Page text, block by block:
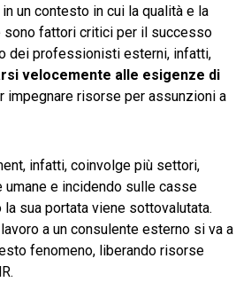
un contesto in cui la qualità e la
sono fattori critici per il successo
dei professionisti esterni, infatti,
velocemente alle esigenze di
impegnare risorse per assunzioni a
infatti, coinvolge più settori,
umane e incidendo sulle casse
sua portata viene sottovalutata.
a un consulente esterno si va a
fenomeno, liberando risorse